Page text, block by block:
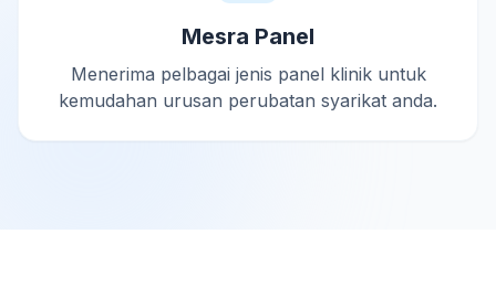
Mesra Panel
Menerima pelbagai jenis panel klinik untuk
kemudahan urusan perubatan syarikat anda.